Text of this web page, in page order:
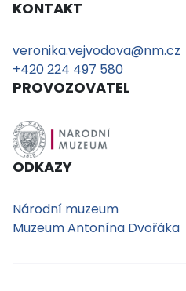
KONTAKT
veronika.vejvodova@nm.cz
+420 224 497 580
PROVOZOVATEL
ODKAZY
Národní muzeum
Muzeum Antonína Dvořáka